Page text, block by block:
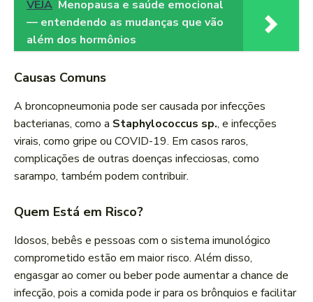
VEJA Menopausa e saúde emocional
— entendendo as mudanças que vão
além dos hormônios
Causas Comuns
A broncopneumonia pode ser causada por infecções
bacterianas, como a Staphylococcus sp., e infecções
virais, como gripe ou COVID-19. Em casos raros,
complicações de outras doenças infecciosas, como
sarampo, também podem contribuir.
Quem Está em Risco?
Idosos, bebês e pessoas com o sistema imunológico
comprometido estão em maior risco. Além disso,
engasgar ao comer ou beber pode aumentar a chance de
infecção, pois a comida pode ir para os brônquios e facilitar